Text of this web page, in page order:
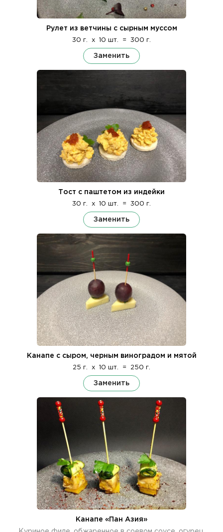
Рулет из ветчины с сырным муссом
30 г. x 10 шт. = 300 г.
Заменить
Тост с паштетом из индейки
30 г. x 10 шт. = 300 г.
Заменить
Канапе с сыром, черным виноградом и мятой
25 г. x 10 шт. = 250 г.
Заменить
Канапе «Пан Азия»